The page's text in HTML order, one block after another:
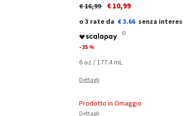
Price reduced from
€ 16,99to€ 10,99
€ 3.66
- 35 %
6 oz / 177.4 mL
Dettagli
Prodotto in Omaggio
Dettagli